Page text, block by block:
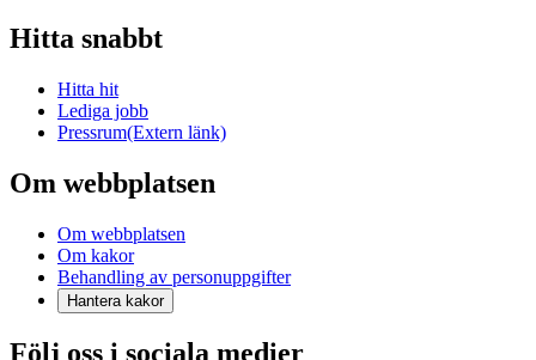
Hitta snabbt
Hitta hit
Lediga jobb
Pressrum(Extern länk)
Om webbplatsen
Om webbplatsen
Om kakor
Behandling av personuppgifter
Hantera kakor
Följ oss i sociala medier